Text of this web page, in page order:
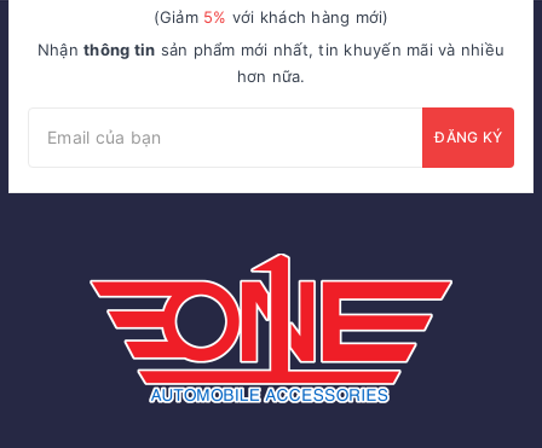
(Giảm 5% với khách hàng mới)
Nhậnthông tin sản phẩm mới nhất, tin khuyến mãi và nhiều
hơn nữa.
ĐĂNG KÝ